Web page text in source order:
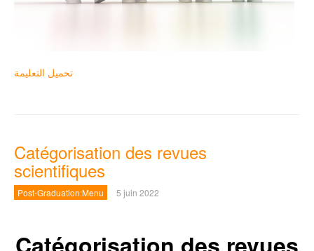
تحميل التعليمة
Catégorisation des revues
scientifiques
Post-Graduation:Menu 5 juin 2022